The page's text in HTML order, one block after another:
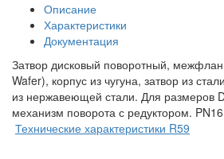
Описание
Характеристики
Документация
Затвор дисковый поворотный,
Wafer), корпус из чугуна, затвор из
из нержавеющей стали. Для размеров
механизм поворота с редуктором.
Технические характеристики R59